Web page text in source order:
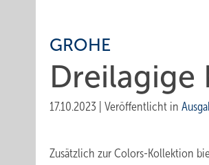
GROHE
Dreilagige
17.10.2023 Veröffentlicht in
Zusätzlich zur Colors-Kollektion